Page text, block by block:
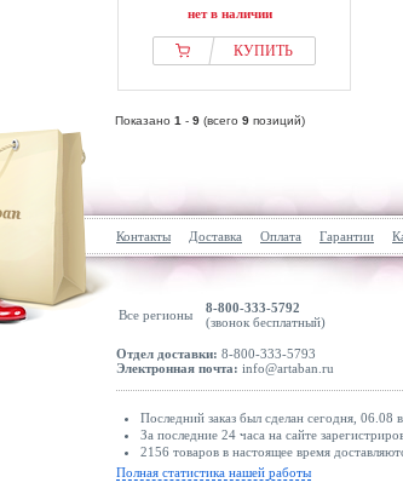
нет в наличии
КУПИТЬ
Показано 1 - 9 (всего 9 позиций)
Контакты Доставка Оплата Гарантии
Все регионы
8-800-333-5792
(звонок бесплатный)
Отдел доставки: 8-800-333-5793
Электронная почта: info@artaban.ru
Последний заказ был сделан сегодня, 06.08
За последние 24 часа на сайте
2156 товаров в настоящее время
Полная статистика нашей работы